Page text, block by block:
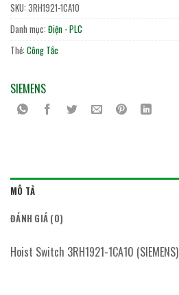
SKU: 3RH1921-1CA10
Danh mục: Điện - PLC
Thẻ: Công Tắc
SIEMENS
MÔ TẢ
ĐÁNH GIÁ (0)
Hoist Switch 3RH1921-1CA10 (SIEMENS)